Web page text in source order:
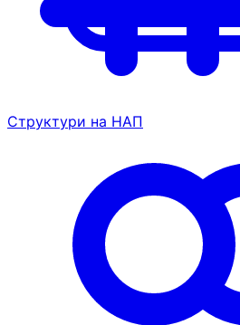
Структури на НАП